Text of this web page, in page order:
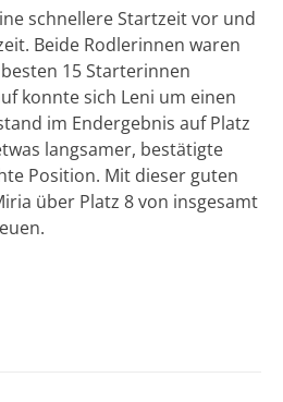
schnellere Startzeit vor und
Beide Rodlerinnen waren
15 Starterinnen
konnte sich Leni um einen
im Endergebnis auf Platz
langsamer, bestätigte
Position. Mit dieser guten
über Platz 8 von insgesamt